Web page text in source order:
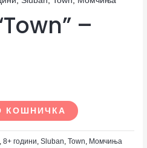
–
КОШНИЧКА
,8+ години ,Sluban ,Town Момчиња